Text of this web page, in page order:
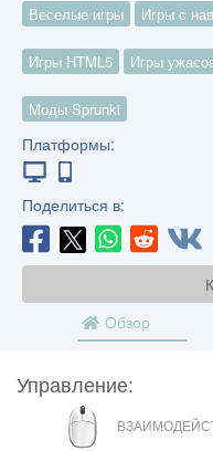
Веселые игры Игры с
Игры HTML5 Игры
Моды Sprunki
Платформы:
Поделиться в:
Обзор
Управление:
МЫШЬ